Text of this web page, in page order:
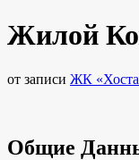
Жилой
от записи ЖК
Общие